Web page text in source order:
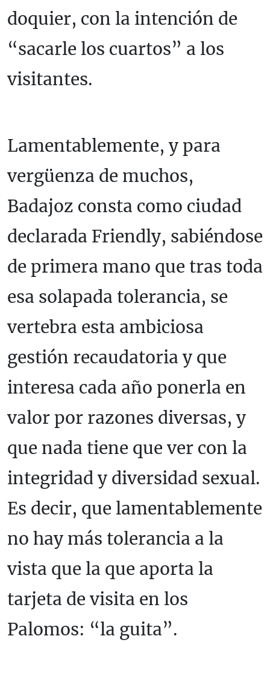
doquier, con la intención de
“sacarle los cuartos” a los
visitantes.
Lamentablemente, y para
vergüenza de muchos,
Badajoz consta como ciudad
declarada Friendly, sabiéndose
de primera mano que tras toda
esa solapada tolerancia, se
vertebra esta ambiciosa
gestión recaudatoria y que
interesa cada año ponerla en
valor por razones diversas, y
que nada tiene que ver con la
integridad y diversidad sexual.
Es decir, que lamentablemente
no hay más tolerancia a la
vista que la que aporta la
tarjeta de visita en los
Palomos: “la guita”.